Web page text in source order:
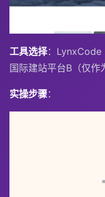
工具选择：LynxCode
国际建站平台B（仅作
实操步骤：